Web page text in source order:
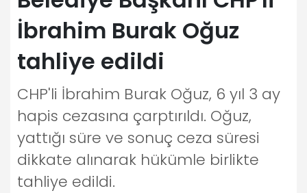
İbrahim Burak Oğuz
tahliye edildi
CHP'li İbrahim Burak Oğuz, 6 yıl 3 ay
hapis cezasına çarptırıldı. Oğuz,
yattığı süre ve sonuç ceza süresi
dikkate alınarak hükümle birlikte
tahliye edildi.